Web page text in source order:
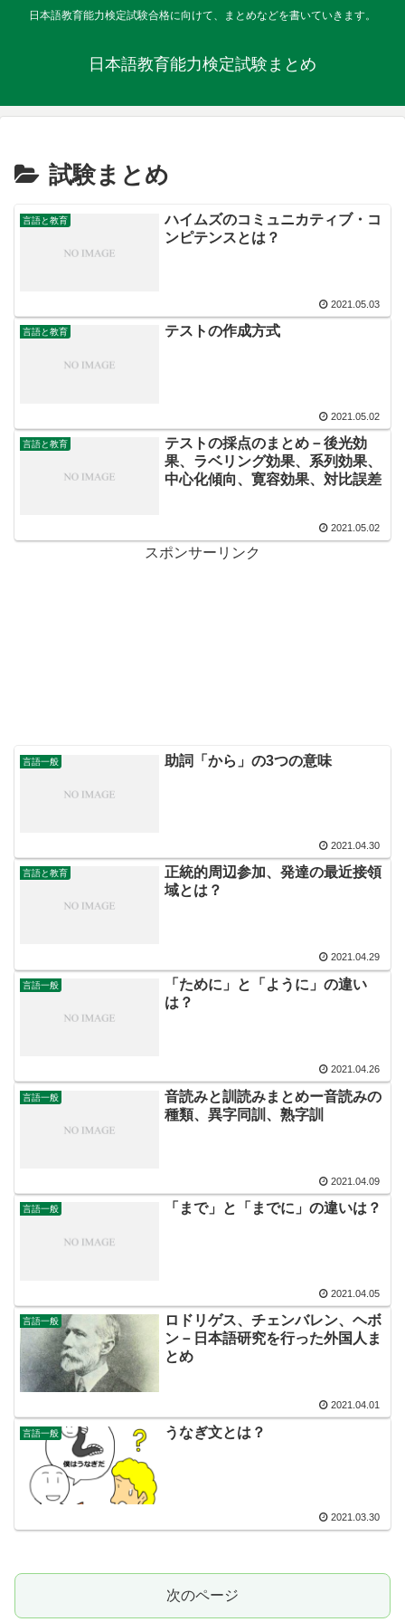
日本語教育能力検定試験合格に向けて、まとめなどを書いていきます。
日本語教育能力検定試験まとめ
試験まとめ
言語と教育
ハイムズのコミュニカティブ・コ
ンピテンスとは？
2021.05.03
言語と教育 テストの作成方式
2021.05.02
言語と教育
テストの採点のまとめ－後光効
果、ラベリング効果、系列効果、
中心化傾向、寛容効果、対比誤差
2021.05.02
スポンサーリンク
言語一般 助詞「から」の3つの意味
2021.04.30
言語と教育
正統的周辺参加、発達の最近接領
域とは？
2021.04.29
言語一般
「ために」と「ように」の違い
は？
2021.04.26
言語一般
音読みと訓読みまとめー音読みの
種類、異字同訓、熟字訓
2021.04.09
言語一般 「まで」と「までに」の違いは？
2021.04.05
言語一般
ロドリゲス、チェンバレン、ヘボ
ン－日本語研究を行った外国人ま
とめ
2021.04.01
言語一般 うなぎ文とは？
2021.03.30
次のページ